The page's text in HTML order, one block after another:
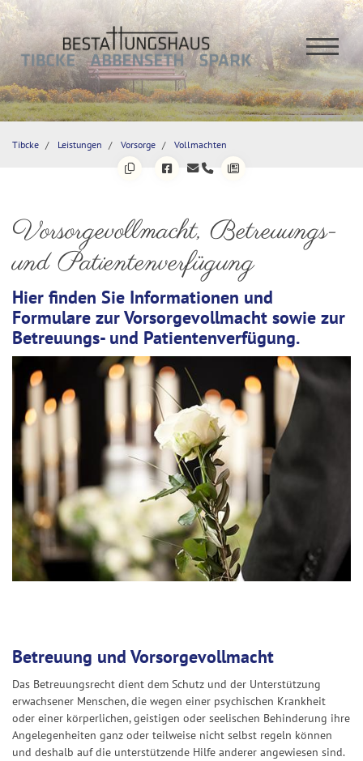
Tibcke Leistungen Vorsorge Vollmachten
Vorsorgevollmacht, Betreuungs-
und Patientenverfügung
Hier finden Sie Informationen und
Formulare zur Vorsorgevollmacht sowie zur
Betreuungs- und Patientenverfügung.
Betreuung und Vorsorgevollmacht
Das Betreuungsrecht dient dem Schutz und der Unterstützung
erwachsener Menschen, die wegen einer psychischen Krankheit
oder einer körperlichen, geistigen oder seelischen Behinderung ihre
Angelegenheiten ganz oder teilweise nicht selbst regeln können
und deshalb auf die unterstützende Hilfe anderer angewiesen sind.